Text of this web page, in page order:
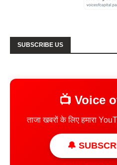
SUBSCRIBE US
📺 Voice
ताजा खबरों के लिए हमारा
🔔